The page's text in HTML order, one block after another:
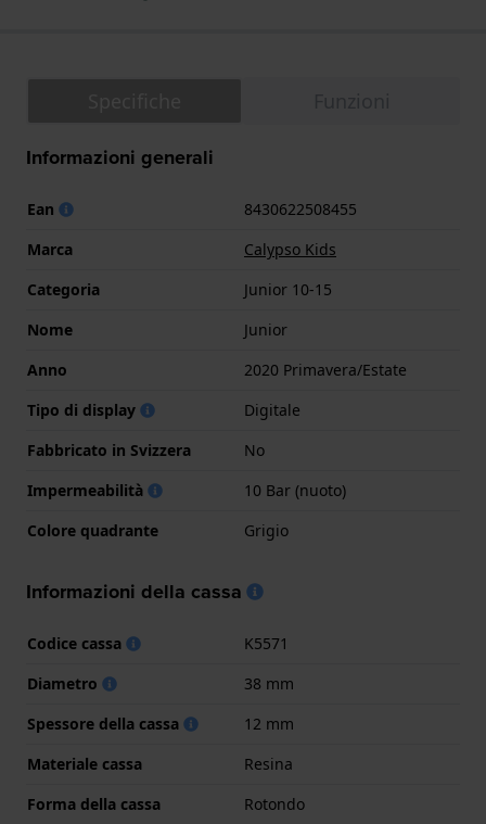
Informazioni generali
Ean
8430622508455
Marca
Calypso Kids
Categoria
Junior 10-15
Nome
Junior
Anno
2020 Primavera/Estate
Tipo di display
Digitale
Fabbricato in Svizzera
No
Impermeabilità
10 Bar (nuoto)
Colore quadrante
Grigio
Informazioni della cassa
Codice cassa
K5571
Diametro
38 mm
Spessore della cassa
12 mm
Materiale cassa
Resina
Forma della cassa
Rotondo